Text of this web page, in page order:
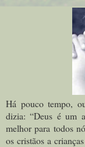
Há pouco tempo,
dizia: “Deus é um
melhor para todos
os cristãos a